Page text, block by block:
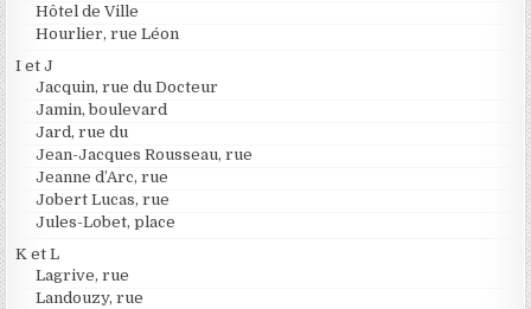
Hôtel de Ville
Hourlier, rue Léon
I et J
Jacquin, rue du Docteur
Jamin, boulevard
Jard, rue du
Jean-Jacques Rousseau, rue
Jeanne d’Arc, rue
Jobert Lucas, rue
Jules-Lobet, place
K et L
Lagrive, rue
Landouzy, rue